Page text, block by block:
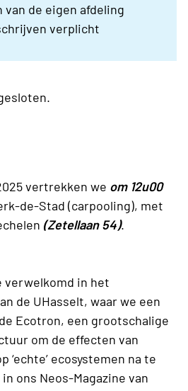
van de eigen afdeling
verplicht
vertrekken we om 12u00
de-Stad (carpooling), met
(Zetellaan 54).
verwelkomd in het
de UHasselt, waar we een
Ecotron, een grootschalige
om de effecten van
‘echte’ ecosystemen na te
ons Neos-Magazine van